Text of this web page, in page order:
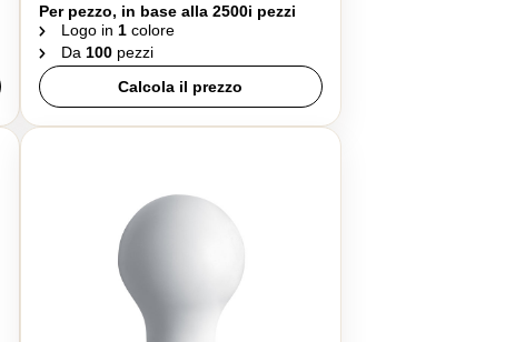
Per pezzo, in base alla 2500i pezzi
Logo in 1colore
Da 100pezzi
Calcola il prezzo